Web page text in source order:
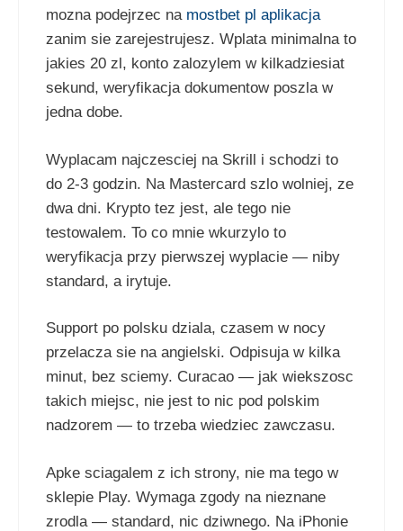
mozna podejrzec na mostbet pl aplikacja
zanim sie zarejestrujesz. Wplata minimalna to
jakies 20 zl, konto zalozylem w kilkadziesiat
sekund, weryfikacja dokumentow poszla w
jedna dobe.
Wyplacam najczesciej na Skrill i schodzi to
do 2-3 godzin. Na Mastercard szlo wolniej, ze
dwa dni. Krypto tez jest, ale tego nie
testowalem. To co mnie wkurzylo to
weryfikacja przy pierwszej wyplacie — niby
standard, a irytuje.
Support po polsku dziala, czasem w nocy
przelacza sie na angielski. Odpisuja w kilka
minut, bez sciemy. Curacao — jak wiekszosc
takich miejsc, nie jest to nic pod polskim
nadzorem — to trzeba wiedziec zawczasu.
Apke sciagalem z ich strony, nie ma tego w
sklepie Play. Wymaga zgody na nieznane
zrodla — standard, nic dziwnego. Na iPhonie